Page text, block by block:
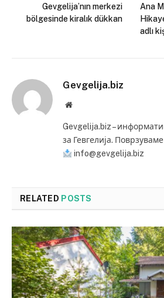
Gevgelija’nın merkezi
bölgesinde kiralık dükkan
Ana
adlı
Gevgelija.biz
Website
Gevgelija.biz –
за Гевгелија.
info@gevgelija.biz
RELATED POSTS